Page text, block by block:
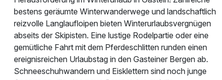
bestens geräumte Winterwanderwege und landschaftlich
reizvolle Langlaufloipen bieten Winterurlaubsvergnügen
abseits der Skipisten. Eine lustige Rodelpartie oder eine
gemütliche Fahrt mit dem Pferdeschlitten runden einen
ereignisreichen Urlaubstag in den Gasteiner Bergen ab.
Schneeschuhwandern und Eisklettern sind noch junge